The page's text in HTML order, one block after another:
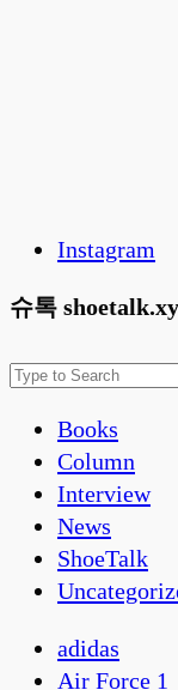
Instagram
슈톡
Books
Column
Interview
News
ShoeTalk
adidas
Air Force 1